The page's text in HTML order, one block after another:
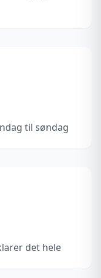
til søndag
det hele